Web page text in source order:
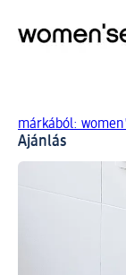
márkából:
Ajánlás